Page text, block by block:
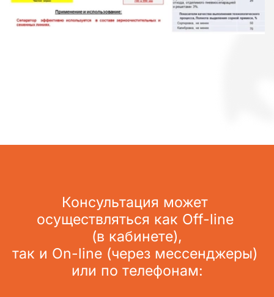
Консультация может
осуществляться как Off-line
(в кабинете),
так и On-line (через мессенджеры)
или по телефонам: